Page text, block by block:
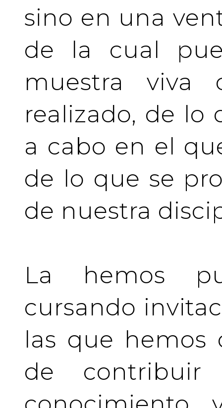
sino en una
de la cual
muestra
realizado, de lo
a cabo en el
de lo que se
de nuestra
La hemos
cursando
las que hemos
de contribuir